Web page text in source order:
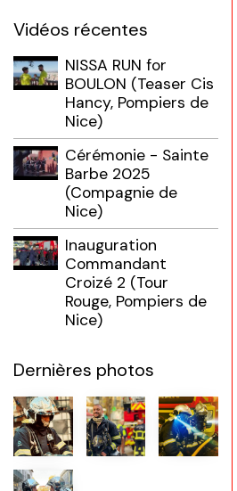
Vidéos récentes
NISSA RUN for
BOULON (Teaser Cis
Hancy, Pompiers de
Nice)
Cérémonie - Sainte
Barbe 2025
(Compagnie de
Nice)
Inauguration
Commandant
Croizé 2 (Tour
Rouge, Pompiers de
Nice)
Dernières photos